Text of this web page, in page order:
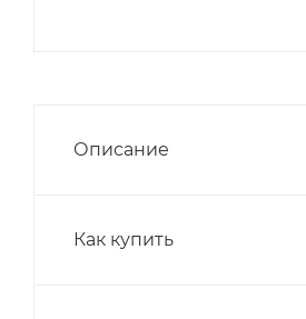
Описание
Как купить